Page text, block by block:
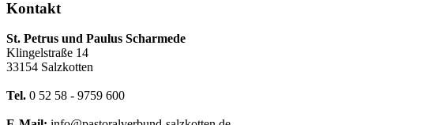
Kontakt
St. Petrus und Paulus Scharmede
Klingelstraße 14
33154 Salzkotten
Tel. 0 52 58 - 9759 600